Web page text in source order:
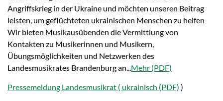
Angriffskrieg in der Ukraine und möchten unseren Beitrag
leisten, um geflüchteten ukrainischen Menschen zu helfen
Wir bieten Musikausübenden die Vermittlung von
Kontakten zu Musikerinnen und Musikern,
Übungsmöglichkeiten und Netzwerken des
Landesmusikrates Brandenburg an... Mehr
Pressemeldung Landesmusikrat ( ukrainisch )